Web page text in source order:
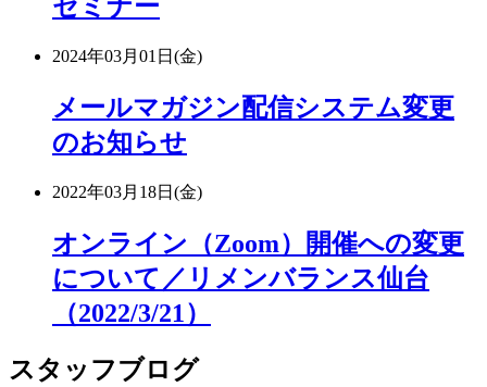
セミナー
2024年03月01日(金)
メールマガジン配信システム変更
のお知らせ
2022年03月18日(金)
オンライン（Zoom）開催への変更
について／リメンバランス仙台
（2022/3/21）
スタッフブログ